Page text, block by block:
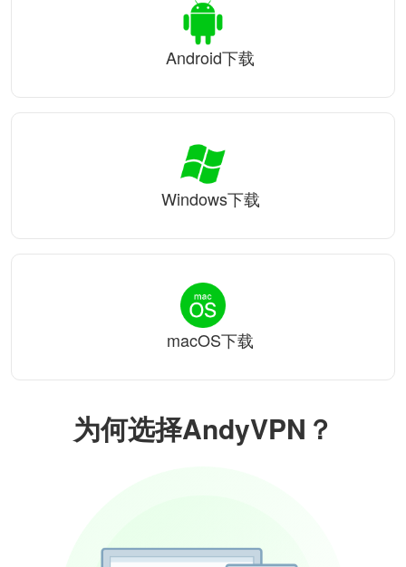
为何选择AndyVPN？
Android下载
Windows下载
macOS下载